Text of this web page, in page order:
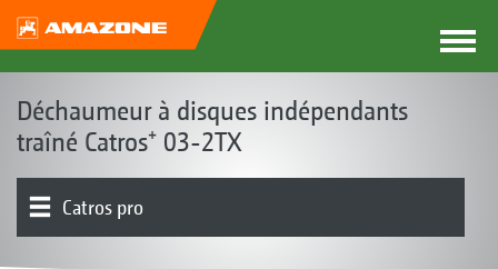
Déchaumeur à disques indépendants
traîné Catros⁺ 03-2TX
Catros pro